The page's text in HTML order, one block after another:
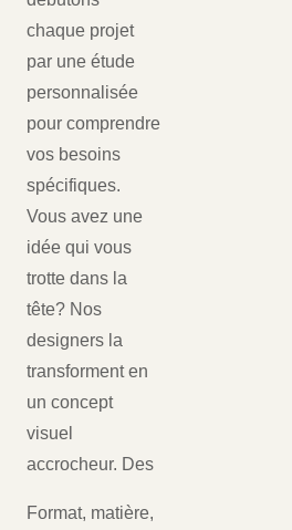
chaque projet
par une étude
personnalisée
pour comprendre
vos besoins
spécifiques.
Vous avez une
idée qui vous
trotte dans la
tête? Nos
designers la
transforment en
un concept
visuel
accrocheur. Des
Format, matière,